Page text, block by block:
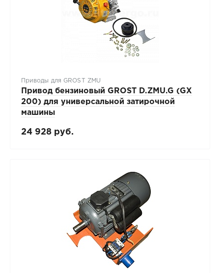
Приводы для GROST ZMU
Привод бензиновый GROST D.ZMU.G (GX
200) для универсальной затирочной
машины
24 928 руб.